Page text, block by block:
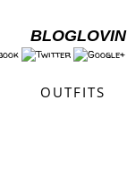
BLOGLOVIN
OUTFITS